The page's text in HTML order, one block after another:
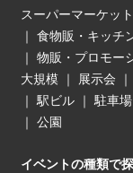
スーパーマーケット
｜ 食物販・キッチ
｜ 物販・プロモー
大規模｜ 展示会 ｜
｜駅ビル｜駐車場
｜ 公園
イベントの種類で